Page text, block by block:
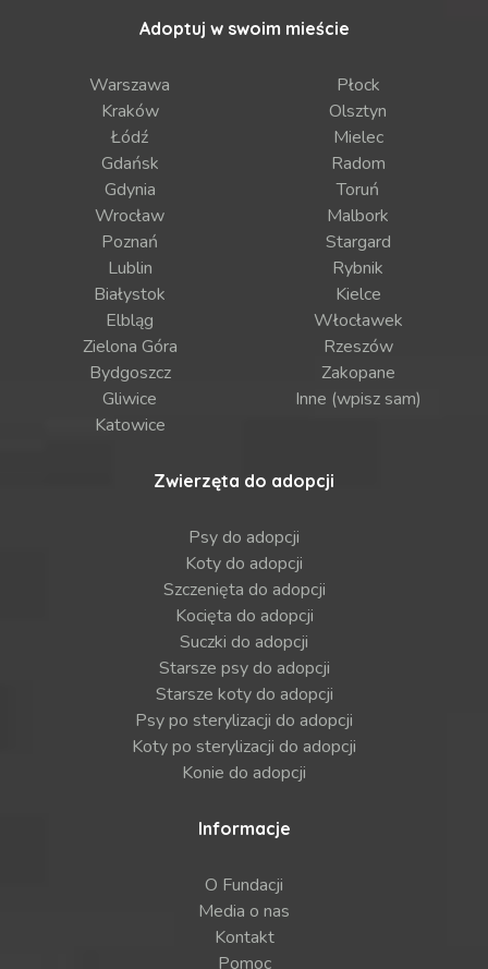
Adoptuj w swoim mieście
Warszawa
Kraków
Łódź
Gdańsk
Gdynia
Wrocław
Poznań
Lublin
Białystok
Elbląg
Zielona Góra
Bydgoszcz
Gliwice
Katowice
Płock
Olsztyn
Mielec
Radom
Toruń
Malbork
Stargard
Rybnik
Kielce
Włocławek
Rzeszów
Zakopane
Inne (wpisz sam)
Zwierzęta do adopcji
Psy do adopcji
Koty do adopcji
Szczenięta do adopcji
Kocięta do adopcji
Suczki do adopcji
Starsze psy do adopcji
Starsze koty do adopcji
Psy po sterylizacji do adopcji
Koty po sterylizacji do adopcji
Konie do adopcji
Informacje
O Fundacji
Media o nas
Kontakt
Pomoc